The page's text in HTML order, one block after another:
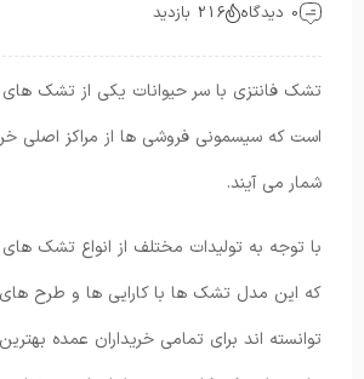
0 دیدگاه
216 بازدید
تشک فانتزی با سر حیوانات یکی از تشک
است که سیسمونی فروشی ها از مراکز اصلی
شمار می آیند.
با توجه به تولیدات مختلف از انواع تشک
که این مدل تشک ها با کارایی ها و طرح
توانسته اند برای تمامی خریداران عمده